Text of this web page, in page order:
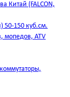
Китай (FALCON,
50-150 куб.см.
мопедов, ATV